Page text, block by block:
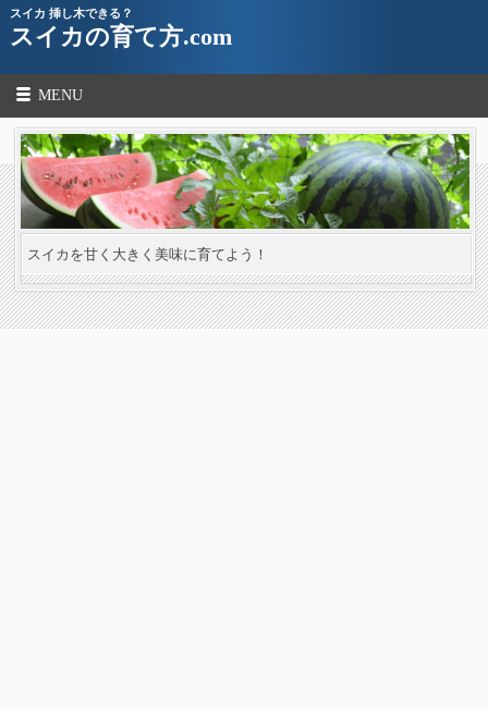
スイカ 挿し木できる？
スイカの育て方.com
MENU
スイカを甘く大きく美味に育てよう！